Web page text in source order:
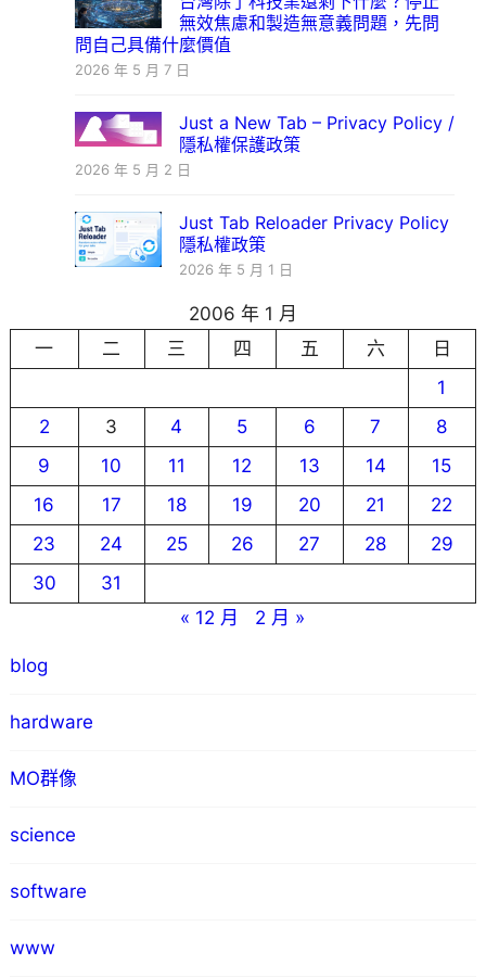
無效焦慮和製造無意義問題，先問
問自己具備什麼價值
2026 年 5 月 7 日
Just a New Tab – Privacy Policy /
隱私權保護政策
2026 年 5 月 2 日
Just Tab Reloader Privacy Policy
隱私權政策
2026 年 5 月 1 日
2006 年 1 月
一
二 三 四 五 六
日
1
2
3 4 5 6 7
8
9
10 11 12 13 14
15
16
17 18 19 20 21
22
23
24 25 26 27 28
29
30
31
« 12 月
2 月 »
blog
hardware
MO群像
science
software
www